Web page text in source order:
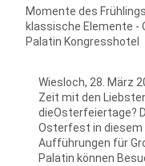
Momente des
klassische Elemente -
Palatin Kongresshotel
Wiesloch, 28. März
Zeit mit den
dieOsterfeiertage?
Osterfest in diesem
Aufführungen für
Palatin können